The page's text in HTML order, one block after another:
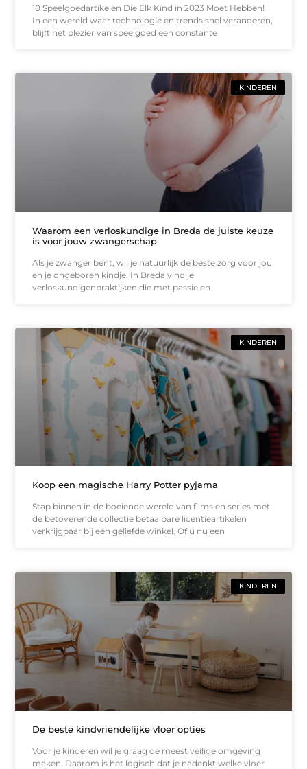
10 Speelgoedartikelen Die Elk Kind in 2023 Moet Hebben!
In een wereld waar technologie en trends snel veranderen,
blijft het plezier van speelgoed een constante
KINDEREN
Waarom een verloskundige in Breda de juiste keuze
is voor jouw zwangerschap
Als je zwanger bent, wil je natuurlijk de beste zorg voor jou
en je ongeboren kindje. In Breda vind je
verloskundigenpraktijken die met passie en
KINDEREN
Koop een magische Harry Potter pyjama
Stap binnen in de boeiende wereld van films en series met
de betoverende collectie betaalbare licentieartikelen
verkrijgbaar bij een geliefde winkel. Of u nu een
KINDEREN
De beste kindvriendelijke vloer opties
Voor je kinderen wil je graag de meest veilige omgeving
maken. Daarom is het logisch dat je nadenkt welke vloer